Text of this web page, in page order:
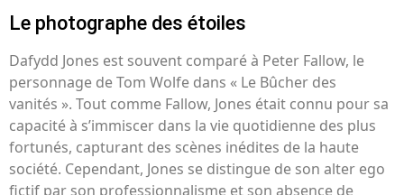
Le photographe des étoiles
Dafydd Jones est souvent comparé à Peter Fallow, le
personnage de Tom Wolfe dans « Le Bûcher des
vanités ». Tout comme Fallow, Jones était connu pour sa
capacité à s’immiscer dans la vie quotidienne des plus
fortunés, capturant des scènes inédites de la haute
société. Cependant, Jones se distingue de son alter ego
fictif par son professionnalisme et son absence de